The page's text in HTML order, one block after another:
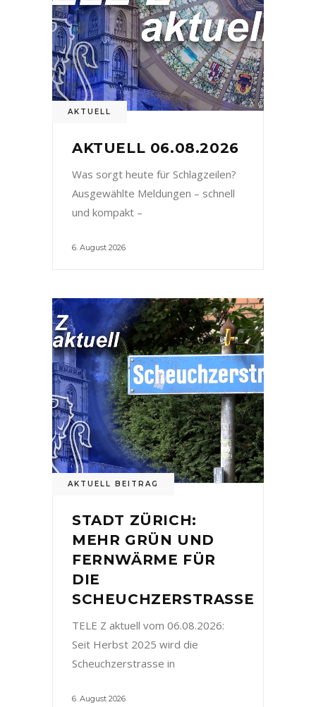
AKTUELL
AKTUELL 06.08.2026
Was sorgt heute für Schlagzeilen?
Ausgewählte Meldungen – schnell
und kompakt –
6. August 2026
AKTUELL BEITRAG
STADT ZÜRICH:
MEHR GRÜN UND
FERNWÄRME FÜR
DIE
SCHEUCHZERSTRASSE
TELE Z aktuell vom 06.08.2026:
Seit Herbst 2025 wird die
Scheuchzerstrasse in
6. August 2026